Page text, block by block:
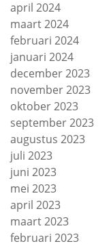
april 2024
maart 2024
februari 2024
januari 2024
december 2023
november 2023
oktober 2023
september 2023
augustus 2023
juli 2023
juni 2023
mei 2023
april 2023
maart 2023
februari 2023